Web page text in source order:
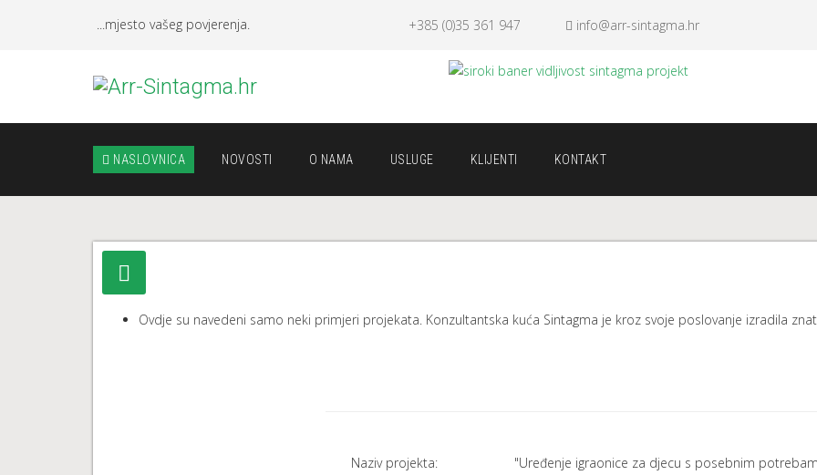
...mjesto vašeg povjerenja. +385 (0)35 361 947 info@arr-sintagma.hr
NASLOVNICA NOVOSTI O NAMA USLUGE KLIJENTI KONTAKT
Ovdje su navedeni samo neki primjeri projekata. Konzultantska kuća Sintagma je kroz svoje poslovanje izradila
Naziv projekta: "Uređenje igraonice za djecu s posebnim